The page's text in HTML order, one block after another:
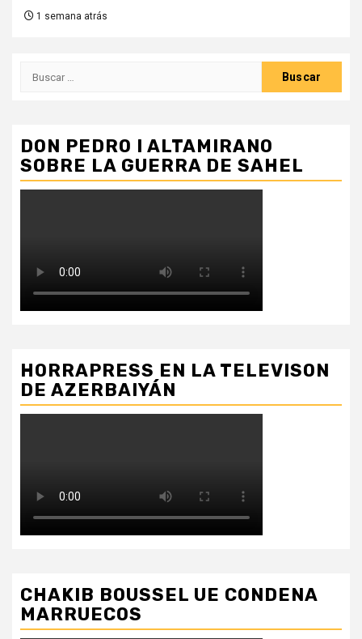
1 semana atrás
Buscar:
DON PEDRO I ALTAMIRANO
SOBRE LA GUERRA DE SAHEL
HORRAPRESS EN LA TELEVISON
DE AZERBAIYÁN
CHAKIB BOUSSEL UE CONDENA
MARRUECOS